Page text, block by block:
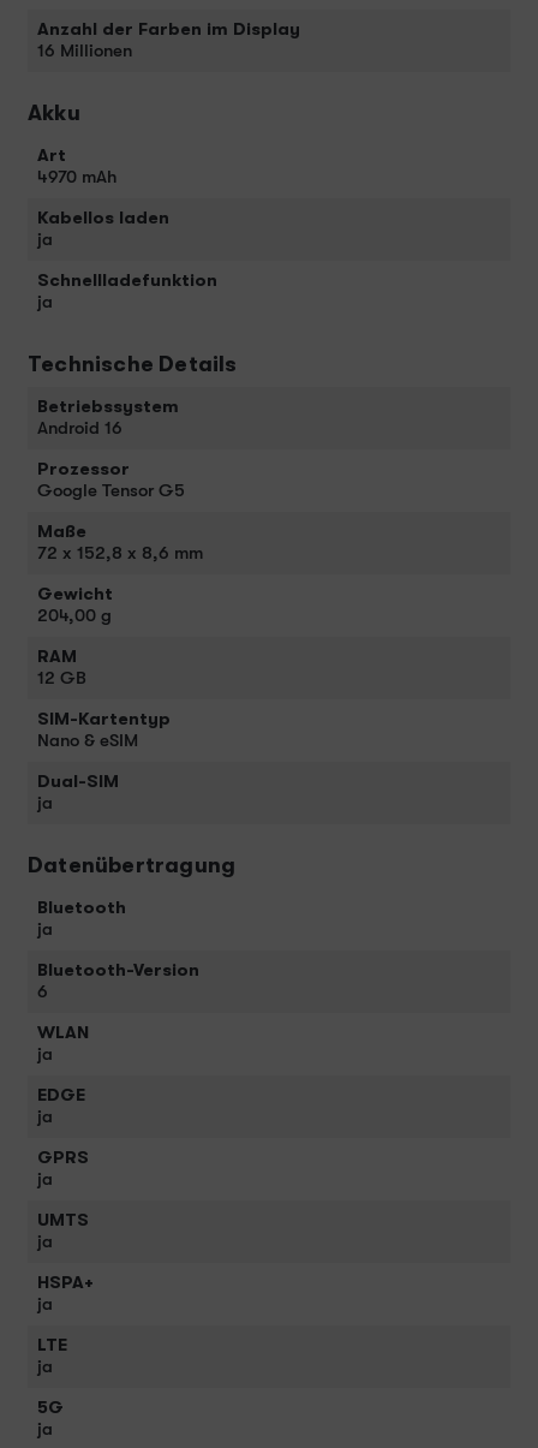
Anzahl der Farben im Display
16 Millionen
Akku
Art
4970 mAh
Kabellos laden
ja
Schnellladefunktion
ja
Technische Details
Betriebssystem
Android 16
Prozessor
Google Tensor G5
Maße
72 x 152,8 x 8,6 mm
Gewicht
204,00 g
RAM
12 GB
SIM-Kartentyp
Nano & eSIM
Dual-SIM
ja
Datenübertragung
Bluetooth
ja
Bluetooth-Version
6
WLAN
ja
EDGE
ja
GPRS
ja
UMTS
ja
HSPA+
ja
LTE
ja
5G
ja